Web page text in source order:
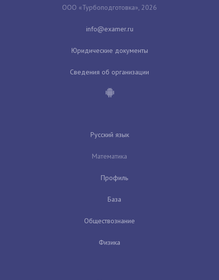
ООО «Турбоподготовка», 2026
Юридические документы
Сведения об организации
Русский язык
Математика
Профиль
База
Обществознание
Физика